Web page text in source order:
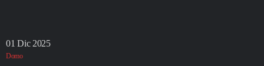
01 Dic 2025
Domo